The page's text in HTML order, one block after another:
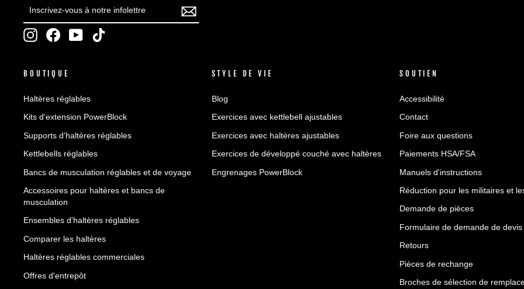
VOUS
À
NOTRE
InstagramFacebookYouTube
BOUTIQUE
Haltères réglables
Kits d'extension PowerBlock
Supports d'haltères réglables
Kettlebells réglables
Bancs de musculation réglables et de voyage
Accessoires pour haltères et bancs de
musculation
Ensembles d'haltères réglables
Comparer les haltères
Haltères réglables commerciales
Offres d'entrepôt
STYLE DE VIE
Blog
Exercices avec kettlebell ajustables
Exercices avec haltères ajustables
Exercices de développé couché avec haltères
Engrenages PowerBlock
SOUTIEN
Accessibilité
Contact
Foire aux questions
Paiements HSA/FSA
Manuels d'instructions
Réduction pour les militaires et
Demande de pièces
Formulaire de demande de devis
Retours
Pièces de rechange
Broches de sélection de